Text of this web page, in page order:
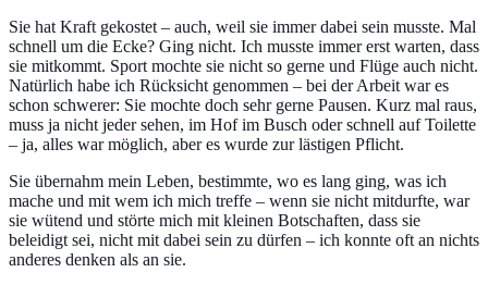
Sie hat Kraft gekostet – auch, weil sie immer dabei sein musste. Mal
schnell um die Ecke? Ging nicht. Ich musste immer erst warten, dass
sie mitkommt. Sport mochte sie nicht so gerne und Flüge auch nicht.
Natürlich habe ich Rücksicht genommen – bei der Arbeit war es
schon schwerer: Sie mochte doch sehr gerne Pausen. Kurz mal raus,
muss ja nicht jeder sehen, im Hof im Busch oder schnell auf Toilette
– ja, alles war möglich, aber es wurde zur lästigen Pflicht.
Sie übernahm mein Leben, bestimmte, wo es lang ging, was ich
mache und mit wem ich mich treffe – wenn sie nicht mitdurfte, war
sie wütend und störte mich mit kleinen Botschaften, dass sie
beleidigt sei, nicht mit dabei sein zu dürfen – ich konnte oft an nichts
anderes denken als an sie.